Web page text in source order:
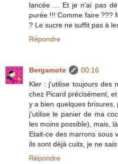
lancée ... Et je n'ai pas
purée !!! Comme faire ???
? Le sucre ne suffit pas à
Répondre
Bergamote
00:16
Kler : j'utilise toujours des
chez Picard précisément,
y a bien quelques
j'utilise le panier de ma
les moins possible), mais,
Etait-ce des marrons sous
ils sont déjà cuits, je ne
Répondre